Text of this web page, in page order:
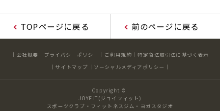
TOPページに戻る 前のページに戻る
会社概要 プライバシーポリシー ご利用規約
特定商法取引法に基づく表示
サイトマップ
ソーシャルメディアポリシー
Copyright ©
JOYFIT(ジョイフィット)
スポーツクラブ・フィットネスジム・ヨガスタジオ